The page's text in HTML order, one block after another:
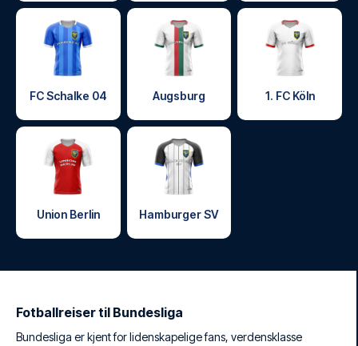
FC Schalke 04 Augsburg 1. FC Köln
Union Berlin Hamburger SV
Fotballreiser til Bundesliga
Bundesliga er kjent for lidenskapelige fans, verdensklasse